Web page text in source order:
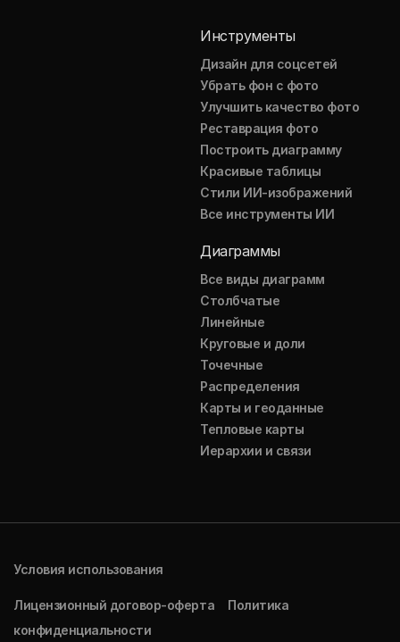
Инструменты
Дизайн для соцсетей
Убрать фон с фото
Улучшить качество фото
Реставрация фото
Построить диаграмму
Красивые таблицы
Стили ИИ-изображений
Все инструменты ИИ
Диаграммы
Все виды диаграмм
Столбчатые
Линейные
Круговые и доли
Точечные
Распределения
Карты и геоданные
Тепловые карты
Иерархии и связи
Условия использования
Лицензионный договор-оферта
Политика
конфиденциальности